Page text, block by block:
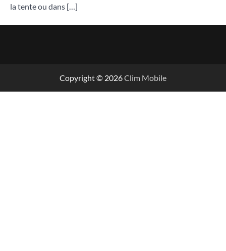
la tente ou dans […]
Copyright © 2026Clim Mobile